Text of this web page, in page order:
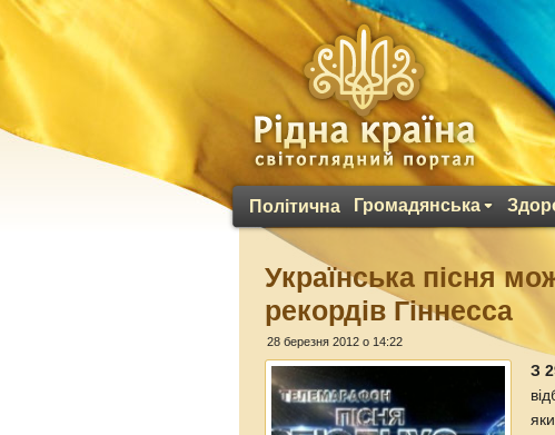
Політична Громадянська
Українська пісня
рекордів Гіннесса
28 березня 2012 о 14:22
З